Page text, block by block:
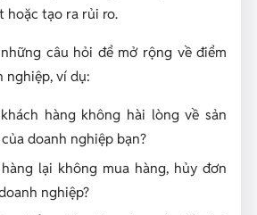
hoặc tạo ra rủi ro.
câu hỏi để mở rộng về điểm
nghiệp, ví dụ:
hàng không hài lòng về sản
doanh nghiệp bạn?
lại không mua hàng, hủy đơn
nghiệp?